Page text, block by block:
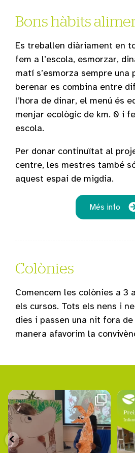
Bons hàbits
Es treballen diàriament en
fem a l’escola, esmorzar,
matí s’esmorza sempre
berenar es combina entre
l’hora de dinar, el menú és
menjar ecològic de km. 0 i
escola.
Per donar continuïtat al
centre, les mestres també
aquest espai de migdia.
Més info
Colònies
Comencem les colònies a 3
els cursos. Tots els nens i
dies i passen una nit fora de
manera afavorim la
escolaginebro
Aquesta vegada, els alumnes d’I5
hem escollit per recomanar un...
Març 9
153 1